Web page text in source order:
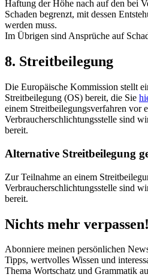
Haftung der Höhe nach auf den bei
Schaden begrenzt, mit dessen
werden muss.
Im Übrigen sind Ansprüche auf
8. Streitbeilegung​​​​​​​
Die Europäische Kommission stellt
Streitbeilegung (OS) bereit, die Sie
einem Streitbeilegungsverfahren vor
Verbraucherschlichtungsstelle sind
bereit.
Alternative Streitbeilegung
Zur Teilnahme an einem
Verbraucherschlichtungsstelle sind
bereit.
Nichts mehr verpassen!
Abonniere meinen persönlichen
Tipps, wertvolles Wissen und
Thema Wortschatz und Grammatik